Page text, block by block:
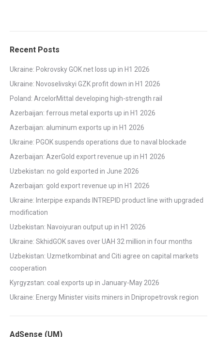
Recent Posts
Ukraine: Pokrovsky GOK net loss up in H1 2026
Ukraine: Novoselivskyi GZK profit down in H1 2026
Poland: ArcelorMittal developing high-strength rail
Azerbaijan: ferrous metal exports up in H1 2026
Azerbaijan: aluminum exports up in H1 2026
Ukraine: PGOK suspends operations due to naval blockade
Azerbaijan: AzerGold export revenue up in H1 2026
Uzbekistan: no gold exported in June 2026
Azerbaijan: gold export revenue up in H1 2026
Ukraine: Interpipe expands INTREPID product line with upgraded
modification
Uzbekistan: Navoiyuran output up in H1 2026
Ukraine: SkhidGOK saves over UAH 32 million in four months
Uzbekistan: Uzmetkombinat and Citi agree on capital markets
cooperation
Kyrgyzstan: coal exports up in January-May 2026
Ukraine: Energy Minister visits miners in Dnipropetrovsk region
AdSense (UM)